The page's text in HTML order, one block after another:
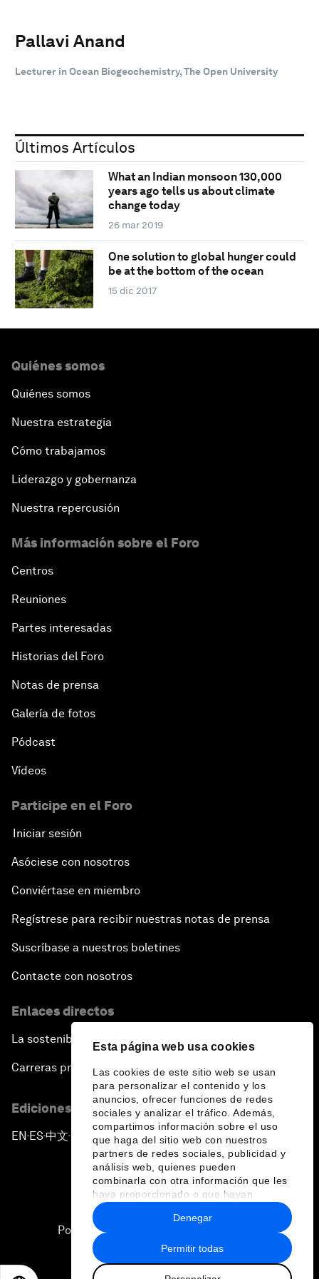
Esta página web usa cookies
Las cookies de este sitio web se usan
para personalizar el contenido y los
anuncios, ofrecer funciones de redes
sociales y analizar el tráfico. Además,
compartimos información sobre el uso
que haga del sitio web con nuestros
partners de redes sociales, publicidad y
análisis web, quienes pueden
combinarla con otra información que les
haya proporcionado o que hayan
recopilado a partir del uso que haya
hecho de sus servicios.
Permitir todas
Denegar
Pallavi Anand
Lecturer in Ocean Biogeochemistry, The Open University
Últimos Artículos
What an Indian monsoon 130,000
years ago tells us about climate
change today
26 mar 2019
One solution to global hunger could
be at the bottom of the ocean
15 dic 2017
Quiénes somos
Quiénes somos
Nuestra estrategia
Cómo trabajamos
Liderazgo y gobernanza
Nuestra repercusión
Más información sobre el Foro
Centros
Reuniones
Partes interesadas
Historias del Foro
Notas de prensa
Galería de fotos
Pódcast
Vídeos
Participe en el Foro
Iniciar sesión
Asóciese con nosotros
Conviértase en miembro
Regístrese para recibir nuestras notas de prensa
Suscríbase a nuestros boletines
Contacte con nosotros
Enlaces directos
La sostenibilidad en el Foro
Carreras profesionales
Ediciones en otros idiomas
EN ▪ES▪中文▪ 日本語
Política de privacidad y normas de uso
Sitemap